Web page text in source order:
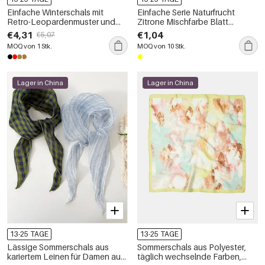
Einfache Winterschals mit
Retro-Leopardenmuster und
Quasten aus der Serie Simple
€4,31 €5,07
MOQ von 1 Stk.
Einfache Serie Naturfrucht
Zitrone Mischfarbe Blatt
Polyester Sommerschals aus
Polyester
€1,04
MOQ von 10 Stk.
Lager in China
13-25 TAGE
Lässige Sommerschals aus
kariertem Leinen für Damen aus
Lager in China
13-25 TAGE
Sommerschals aus Polyester,
täglich wechselnde Farben,